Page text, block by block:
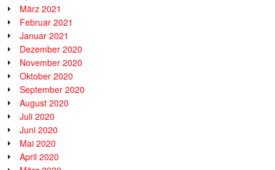
März 2021
Februar 2021
Januar 2021
Dezember 2020
November 2020
Oktober 2020
September 2020
August 2020
Juli 2020
Juni 2020
Mai 2020
April 2020